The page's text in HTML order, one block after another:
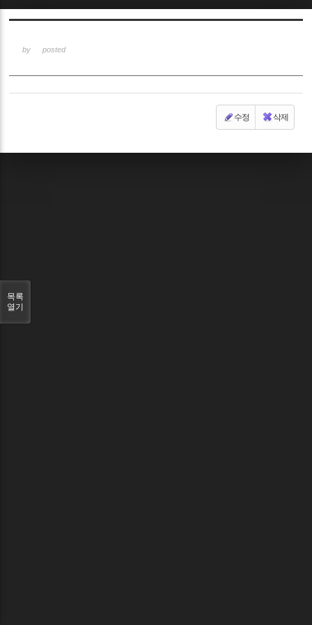
by posted
수정 삭제
목록
열기
Sketchbook5, 스케치북5
Sketchbook5, 스케치북5